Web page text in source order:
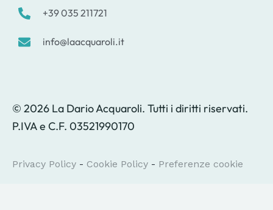
+39 035 211721
info@laacquaroli.it
© 2026 La Dario Acquaroli. Tutti i diritti riservati.
P.IVA e C.F. 03521990170
Privacy Policy - Cookie Policy - Preferenze cookie